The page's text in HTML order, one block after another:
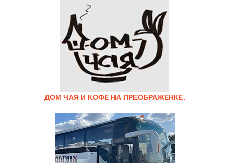
ДОМ ЧАЯ И КОФЕ НА ПРЕОБРАЖЕНКЕ.